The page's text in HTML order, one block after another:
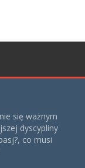
się ważnym
dyscypliny
co musi